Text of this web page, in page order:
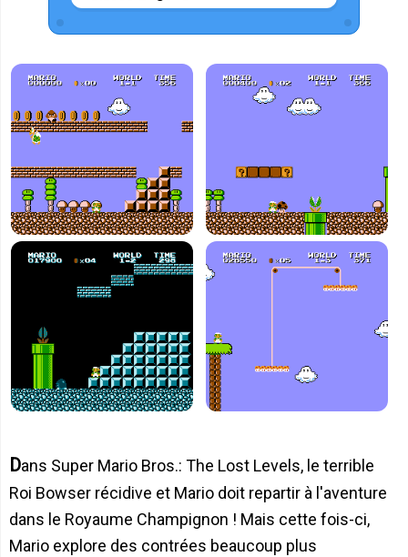
Dans Super Mario Bros.: The Lost Levels, le terrible
Roi Bowser récidive et Mario doit repartir à l'aventure
dans le Royaume Champignon ! Mais cette fois-ci,
Mario explore des contrées beaucoup plus